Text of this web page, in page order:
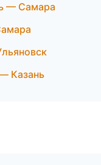
— Самара
Казань